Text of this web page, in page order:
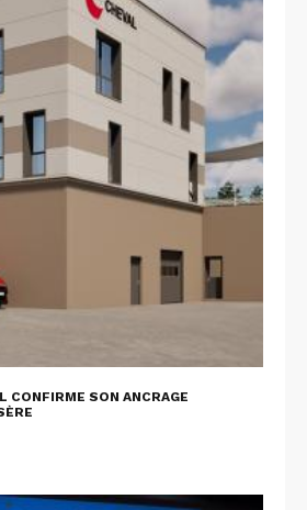
CONFIRME SON ANCRAGE